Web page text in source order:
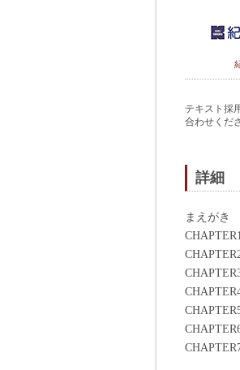
テキスト採
合わせくだ
詳細
まえがき